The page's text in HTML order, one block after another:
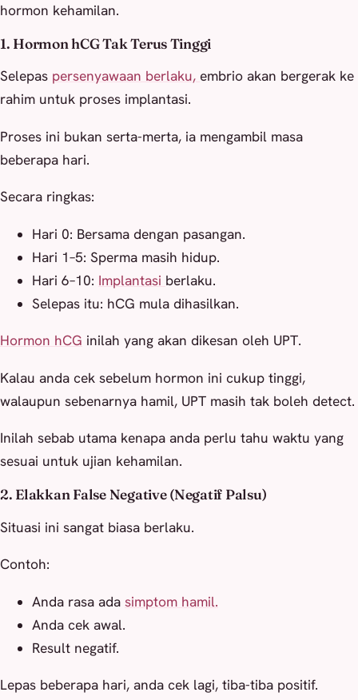
hormon kehamilan.
1. Hormon hCG Tak Terus Tinggi
Selepas persenyawaan berlaku, embrio akan bergerak ke
rahim untuk proses implantasi.
Proses ini bukan serta-merta, ia mengambil masa
beberapa hari.
Secara ringkas:
Hari 0: Bersama dengan pasangan.
Hari 1–5: Sperma masih hidup.
Hari 6–10: Implantasi berlaku.
Selepas itu: hCG mula dihasilkan.
Hormon hCG inilah yang akan dikesan oleh UPT.
Kalau anda cek sebelum hormon ini cukup tinggi,
walaupun sebenarnya hamil, UPT masih tak boleh detect.
Inilah sebab utama kenapa anda perlu tahu waktu yang
sesuai untuk ujian kehamilan.
2. Elakkan False Negative (Negatif Palsu)
Situasi ini sangat biasa berlaku.
Contoh:
Anda rasa ada simptom hamil.
Anda cek awal.
Result negatif.
Lepas beberapa hari, anda cek lagi, tiba-tiba positif.